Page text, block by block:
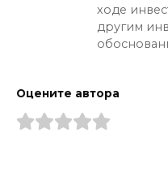
ходе
другим
Оцените автора